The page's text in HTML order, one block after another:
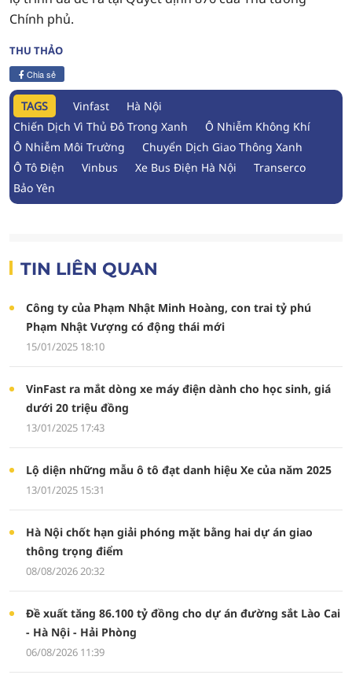
Chính phủ.
THU THẢO
Chia sẻ
TAGS Vinfast
Hà Nội
Chiến Dịch Vì Thủ Đô Trong Xanh
Ô Nhiễm Không Khí
Ô Nhiễm Môi Trường
Chuyển Dịch Giao Thông Xanh
Ô Tô Điện
Vinbus Xe Bus Điện Hà Nội
Transerco
Bảo Yên
TIN LIÊN QUAN
Công ty của Phạm Nhật Minh Hoàng, con trai tỷ phú
Phạm Nhật Vượng có động thái mới
15/01/2025 18:10
VinFast ra mắt dòng xe máy điện dành cho học sinh, giá
dưới 20 triệu đồng
13/01/2025 17:43
Lộ diện những mẫu ô tô đạt danh hiệu Xe của năm 2025
13/01/2025 15:31
Hà Nội chốt hạn giải phóng mặt bằng hai dự án giao
thông trọng điểm
08/08/2026 20:32
Đề xuất tăng 86.100 tỷ đồng cho dự án đường sắt Lào Cai
- Hà Nội - Hải Phòng
06/08/2026 11:39